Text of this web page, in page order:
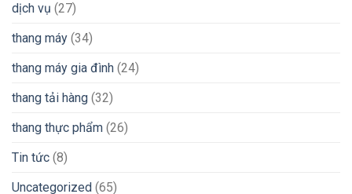
dịch vụ (27)
thang máy (34)
thang máy gia đình (24)
thang tải hàng (32)
thang thực phẩm (26)
Tin tức (8)
Uncategorized (65)